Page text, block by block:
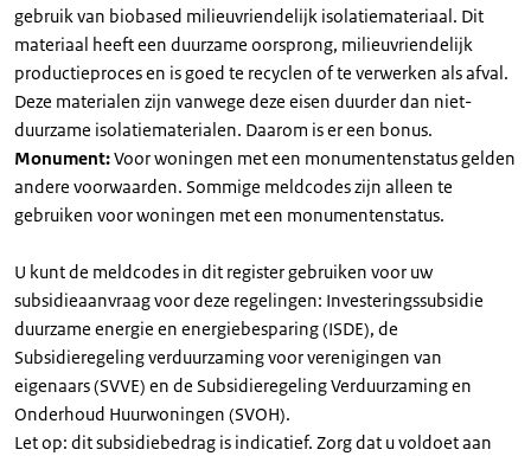
gebruik van biobased milieuvriendelijk isolatiemateriaal. Dit
materiaal heeft een duurzame oorsprong, milieuvriendelijk
productieproces en is goed te recyclen of te verwerken als afval.
Deze materialen zijn vanwege deze eisen duurder dan niet-
duurzame isolatiematerialen. Daarom is er een bonus.
Monument:Voor woningen met een monumentenstatus gelden
andere voorwaarden. Sommige meldcodes zijn alleen te
gebruiken voor woningen met een monumentenstatus.
U kunt de meldcodes in dit register gebruiken voor uw
subsidieaanvraag voor deze regelingen: Investeringssubsidie
duurzame energie en energiebesparing (ISDE), de
Subsidieregeling verduurzaming voor verenigingen van
eigenaars (SVVE) en de Subsidieregeling Verduurzaming en
Onderhoud Huurwoningen (SVOH).
Let op: dit subsidiebedrag is indicatief. Zorg dat u voldoet aan